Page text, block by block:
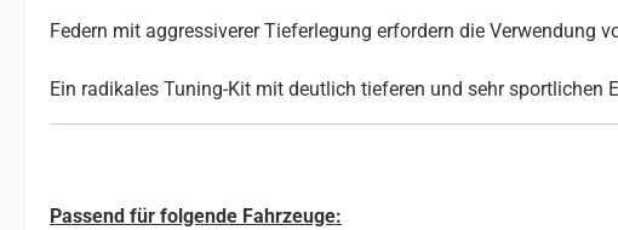
Federn mit aggressiverer Tieferlegung erfordern die Verwendung
Ein radikales Tuning-Kit mit deutlich tieferen und sehr sportlichen
Passend für folgende Fahrzeuge: